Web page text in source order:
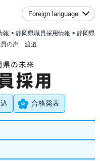
Foreign language
報 > 静岡県職員採用情報 > 静岡県
員の声 渡邉
合格発表